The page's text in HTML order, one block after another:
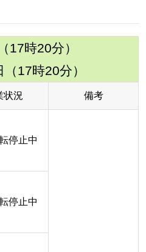
17時20分）
17時20分）
状況 備考
停止中
停止中